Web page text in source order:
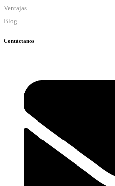
Ventajas
Blog
Contáctanos